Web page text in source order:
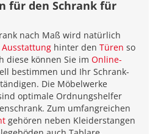
für den Schrank für
nach Maß wird natürlich
Ausstattung hinter den Türen so
diese können Sie im Online-
bestimmen und Ihr Schrank-
Die Möbelwerke
optimale Ordnungshelfer
Zum umfangreichen
gehören neben Kleiderstangen